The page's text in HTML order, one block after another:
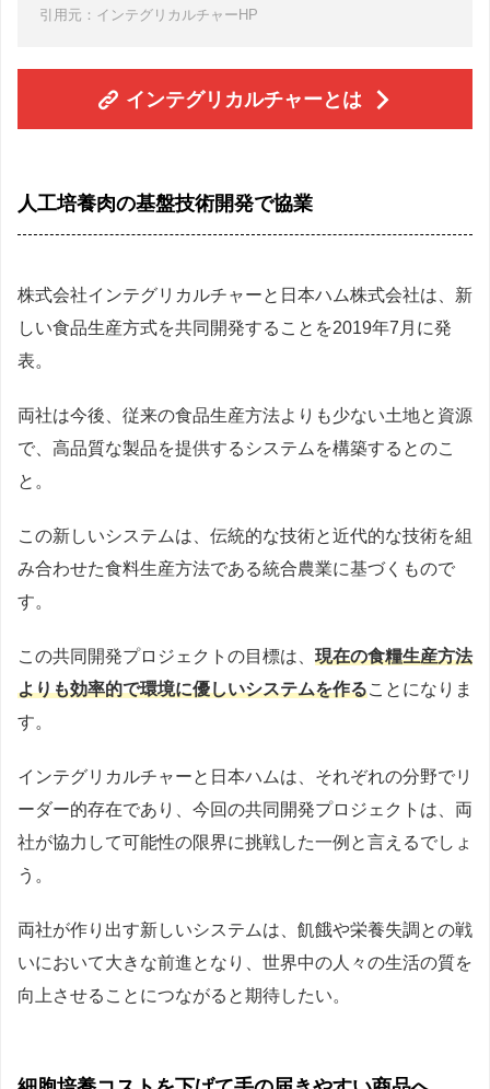
引用元：インテグリカルチャーHP
インテグリカルチャーとは
人工培養肉の基盤技術開発で協業
株式会社インテグリカルチャーと日本ハム株式会社は、新
しい食品生産方式を共同開発することを2019年7月に発
表。
両社は今後、従来の食品生産方法よりも少ない土地と資源
で、高品質な製品を提供するシステムを構築するとのこ
と。
この新しいシステムは、伝統的な技術と近代的な技術を組
み合わせた食料生産方法である統合農業に基づくもので
す。
この共同開発プロジェクトの目標は、 現在の食糧生産方法
よりも効率的で環境に優しいシステムを作ることになりま
す。
インテグリカルチャーと日本ハムは、それぞれの分野でリ
ーダー的存在であり、今回の共同開発プロジェクトは、両
社が協力して可能性の限界に挑戦した一例と言えるでしょ
う。
両社が作り出す新しいシステムは、飢餓や栄養失調との戦
いにおいて大きな前進となり、世界中の人々の生活の質を
向上させることにつながると期待したい。